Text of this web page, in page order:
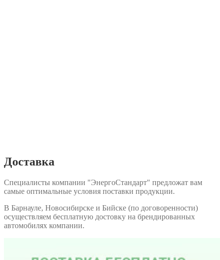
Доставка
Специалисты компании "ЭнергоСтандарт" предложат вам
самые оптимальные условия поставки продукции.
В Барнауле, Новосибирске и Бийске (по договоренности)
осуществляем бесплатную достовку на брендированных
автомобилях компании.